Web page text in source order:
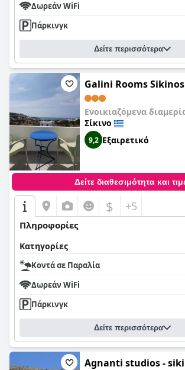
Δωρεάν WiFi
Πάρκινγκ
Δείτε περισσότερα
Galini Rooms
Ενοικιαζόμενα
Σίκινο
9,2 Εξαιρετικό
Δείτε διαθεσιμότητα και
$ +5
Πληροφορίες
Κατηγορίες
Κοντά σε Παραλία
Δωρεάν WiFi
Πάρκινγκ
Δείτε περισσότερα
Agnanti studios -